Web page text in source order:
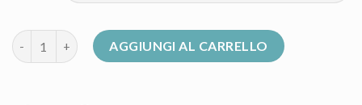
piumino woolrich quantitàAGGIUNGI AL CARRELLO